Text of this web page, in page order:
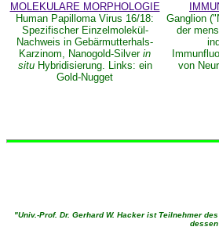
MOLEKULARE MORPHOLOGIE
Human Papilloma Virus 16/18:
Spezifischer Einzelmolekül-
Nachweis in Gebärmutterhals-
Karzinom, Nanogold-Silver in
situHybridisierung. Links: ein
Gold-Nugget
Ganglion
der
von
"Univ.-Prof. Dr. Gerhard W. Hacker ist Teilnehmer